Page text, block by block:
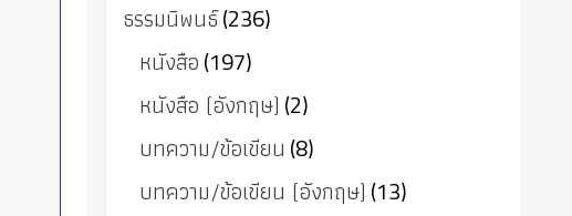
ธรรมนิพนธ์(236)
หนังสือ(197)
หนังสือ (อังกฤษ) (2)
บทความ/ข้อเขียน (8)
บทความ/ข้อเขียน (อังกฤษ) (13)